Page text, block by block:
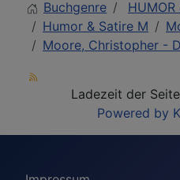
Buchgenre
HUMOR
Humor & Satire M
Moore, Christopher -
Ladezeit der
Powered by